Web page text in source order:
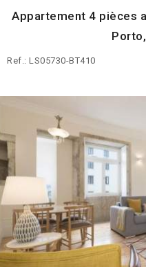
Appartement 4 pièces
Ref.: LS05730-BT410